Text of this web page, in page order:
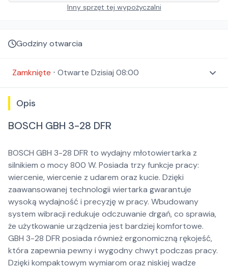
Inny sprzęt tej wypożyczalni
Godziny otwarcia
Zamknięte ⋅ Otwarte Dzisiaj 08:00
Opis
BOSCH GBH 3-28 DFR
BOSCH GBH 3-28 DFR to wydajny młotowiertarka z
silnikiem o mocy 800 W. Posiada trzy funkcje pracy:
wiercenie, wiercenie z udarem oraz kucie. Dzięki
zaawansowanej technologii wiertarka gwarantuje
wysoką wydajność i precyzję w pracy. Wbudowany
system wibracji redukuje odczuwanie drgań, co sprawia,
że użytkowanie urządzenia jest bardziej komfortowe.
GBH 3-28 DFR posiada również ergonomiczną rękojeść,
która zapewnia pewny i wygodny chwyt podczas pracy.
Dzięki kompaktowym wymiarom oraz niskiej wadze